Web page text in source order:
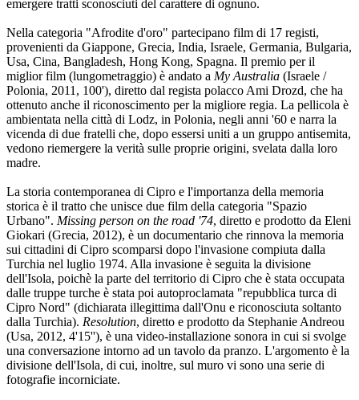
emergere tratti sconosciuti del carattere di ognuno.
Nella categoria "Afrodite d'oro" partecipano film di 17 registi,
provenienti da Giappone, Grecia, India, Israele, Germania, Bulgaria,
Usa, Cina, Bangladesh, Hong Kong, Spagna. Il premio per il
miglior film (lungometraggio) è andato a My Australia (Israele /
Polonia, 2011, 100'), diretto dal regista polacco Ami Drozd, che ha
ottenuto anche il riconoscimento per la migliore regia. La pellicola è
ambientata nella città di Lodz, in Polonia, negli anni '60 e narra la
vicenda di due fratelli che, dopo essersi uniti a un gruppo antisemita,
vedono riemergere la verità sulle proprie origini, svelata dalla loro
madre.
La storia contemporanea di Cipro e l'importanza della memoria
storica è il tratto che unisce due film della categoria "Spazio
Urbano". Missing person on the road '74, diretto e prodotto da Eleni
Giokari (Grecia, 2012), è un documentario che rinnova la memoria
sui cittadini di Cipro scomparsi dopo l'invasione compiuta dalla
Turchia nel luglio 1974. Alla invasione è seguita la divisione
dell'Isola, poichè la parte del territorio di Cipro che è stata occupata
dalle truppe turche è stata poi autoproclamata "repubblica turca di
Cipro Nord" (dichiarata illegittima dall'Onu e riconosciuta soltanto
dalla Turchia). Resolution, diretto e prodotto da Stephanie Andreou
(Usa, 2012, 4'15''), è una video-installazione sonora in cui si svolge
una conversazione intorno ad un tavolo da pranzo. L'argomento è la
divisione dell'Isola, di cui, inoltre, sul muro vi sono una serie di
fotografie incorniciate.